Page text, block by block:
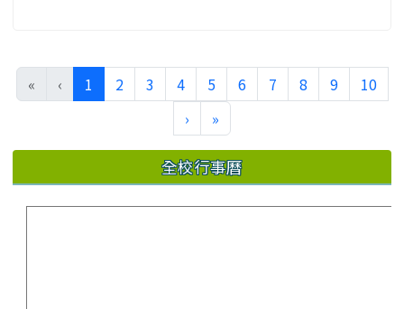
« ‹ 1 (current)
2 3 4 5 6 7 8 9
10
›
»
全校行事曆